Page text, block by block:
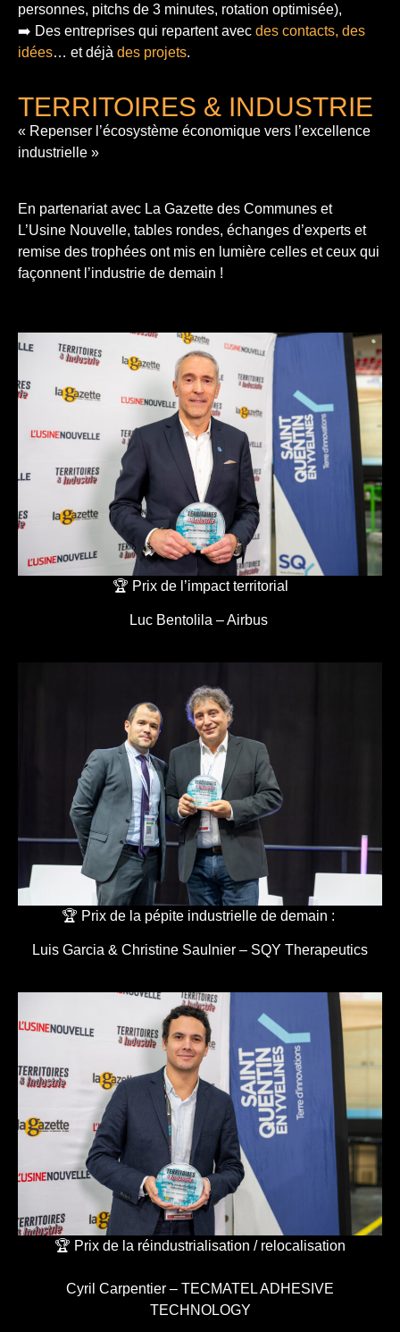
personnes, pitchs de 3 minutes, rotation optimisée),
➡️ Des entreprises qui repartent avec des contacts, des
idées… et déjà des projets.
TERRITOIRES & INDUSTRIE
« Repenser l’écosystème économique vers l’excellence
industrielle »
En partenariat avec La Gazette des Communes et
L’Usine Nouvelle, tables rondes, échanges d’experts et
remise des trophées ont mis en lumière celles et ceux qui
façonnent l’industrie de demain !
🏆 Prix de l’impact territorial
Luc Bentolila – Airbus
🏆 Prix de la pépite industrielle de demain :
Luis Garcia & Christine Saulnier – SQY Therapeutics
🏆 Prix de la réindustrialisation / relocalisation
Cyril Carpentier – TECMATEL ADHESIVE
TECHNOLOGY